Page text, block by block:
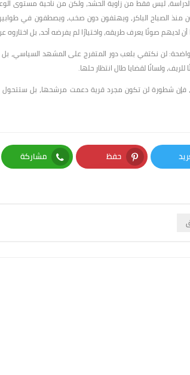
ليس فقط من زاوية الحشد، ولكن من ناحية مستوى
منذ الصباح الباكر، ويهتفون دون صخب، ويصطفون في
أن لديهم صوتًا يعرف طريقه، واختيارًا لم يفرضه أحد، بل اختاروه
لن نكتفي بلعب دور المتفرج على المشهد السياسي،
ولسانًا لقضايا طال انتظار حلها.
فإن شطورة لن تكون مجرد قرية دعمت مرشحها، بل
حفظ
Pinterest
مشاركة
Whatsapp